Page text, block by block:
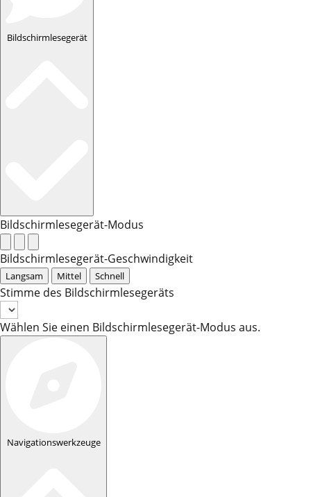
Bildschirmlesegerät
Bildschirmlesegerät-Modus
Bildschirmlesegerät-Geschwindigkeit
Langsam Mittel Schnell
Stimme des Bildschirmlesegeräts
Wählen Sie einen Bildschirmlesegerät-Modus aus.
Navigationswerkzeuge